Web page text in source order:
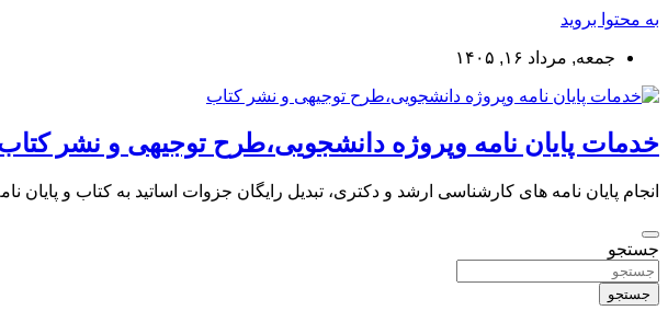
به محتوا بروید
جمعه, مرداد ۱۶, ۱۴۰۵
خدمات پایان نامه وپروژه دانشجویی،طرح توجیهی و نشر
انجام پایان نامه های کارشناسی ارشد و دکتری، تبدیل رایگان جزوات اساتید به کتاب و
جستجو
جستجو